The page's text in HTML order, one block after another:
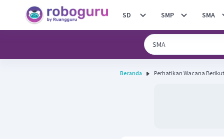
SD SMP SMA
Beranda